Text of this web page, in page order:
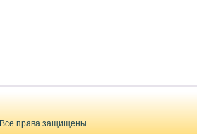
Все права защищены